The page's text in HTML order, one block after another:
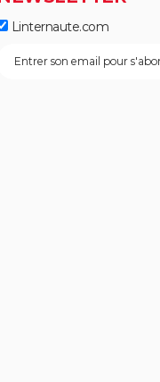
Linternaute.com